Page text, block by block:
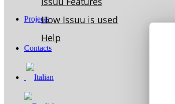
Projects
Contacts